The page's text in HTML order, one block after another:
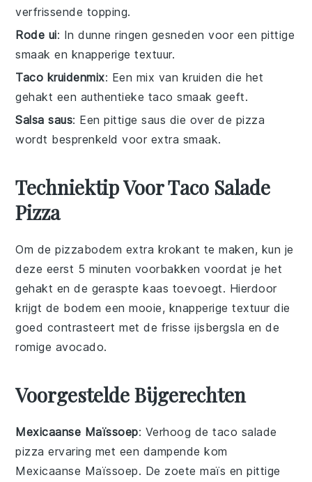
verfrissende topping.
Rode ui: In dunne ringen gesneden voor een pittige
smaak en knapperige textuur.
Taco kruidenmix: Een mix van kruiden die het
gehakt een authentieke taco smaak geeft.
Salsa saus: Een pittige saus die over de pizza
wordt besprenkeld voor extra smaak.
Techniektip Voor Taco Salade
Pizza
Om depizzabodem extra krokant te maken, kun je
deze eerst 5 minuten voorbakken voordat je het
gehakt en de geraspte kaas toevoegt. Hierdoor
krijgt de bodem een mooie, knapperige textuur die
goed contrasteert met de frisseijsbergsla en de
romige avocado.
Voorgestelde Bijgerechten
Mexicaanse Maïssoep: Verhoog detaco salade
pizza ervaring met een dampende kom
Mexicaanse Maïssoep. De zoetemaïs en pittige